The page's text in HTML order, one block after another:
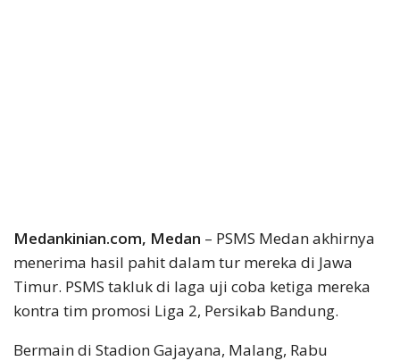
Medankinian.com, Medan – PSMS Medan akhirnya
menerima hasil pahit dalam tur mereka di Jawa
Timur. PSMS takluk di laga uji coba ketiga mereka
kontra tim promosi Liga 2, Persikab Bandung.
Bermain di Stadion Gajayana, Malang, Rabu